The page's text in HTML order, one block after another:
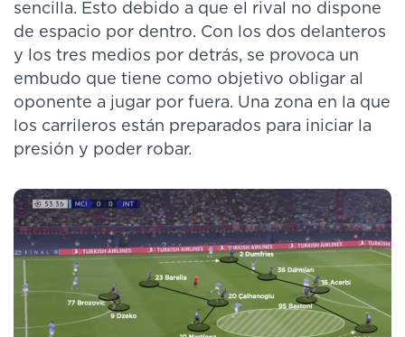
sencilla. Esto debido a que el rival no dispone
de espacio por dentro. Con los dos delanteros
y los tres medios por detrás, se provoca un
embudo que tiene como objetivo obligar al
oponente a jugar por fuera. Una zona en la que
los carrileros están preparados para iniciar la
presión y poder robar.